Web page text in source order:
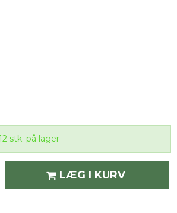
stk. på lager
LÆG I KURV